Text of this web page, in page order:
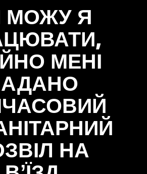
МОЖУ Я
МЕНІ
НА